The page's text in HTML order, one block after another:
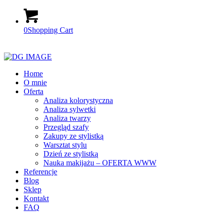
0Shopping Cart
Home
O mnie
Oferta
Analiza kolorystyczna
Analiza sylwetki
Analiza twarzy
Przegląd szafy
Zakupy ze stylistką
Warsztat stylu
Dzień ze stylistką
Nauka makijażu – OFERTA WWW
Referencje
Blog
Sklep
Kontakt
FAQ